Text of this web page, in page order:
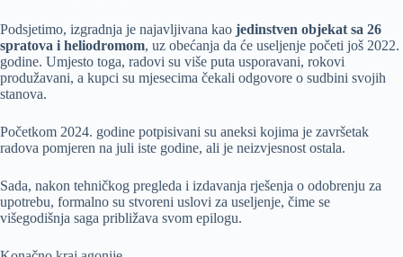
Podsjetimo, izgradnja je najavljivana kao jedinstven objekat sa 26
spratova i heliodromom, uz obećanja da će useljenje početi još 2022.
godine. Umjesto toga, radovi su više puta usporavani, rokovi
produžavani, a kupci su mjesecima čekali odgovore o sudbini svojih
stanova.
Početkom 2024. godine potpisivani su aneksi kojima je završetak
radova pomjeren na juli iste godine, ali je neizvjesnost ostala.
Sada, nakon tehničkog pregleda i izdavanja rješenja o odobrenju za
upotrebu, formalno su stvoreni uslovi za useljenje, čime se
višegodišnja saga približava svom epilogu.